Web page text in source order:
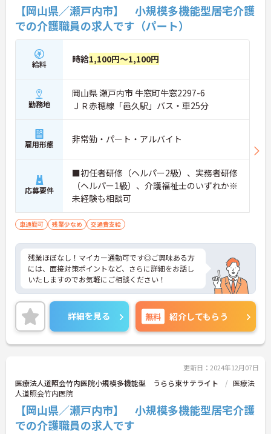
【岡山県／瀬戸内市】 小規模多機能型居宅介護
での介護職員の求人です（パート）
給料 時給1,100円～1,100円
勤務地
岡山県 瀬戸内市 牛窓町牛窓2297-6
ＪＲ赤穂線「邑久駅」バス・車25分
雇用形態 非常勤・パート・アルバイト
応募要件
■初任者研修（ヘルパー2級）、実務者研修
（ヘルパー1級）、介護福祉士のいずれか※
未経験も相談可
車通勤可 残業少なめ 交通費支給
残業ほぼなし！マイカー通勤可です◎ご興味ある方
には、面接対策ポイントなど、さらに詳細をお話し
いたしますのでお気軽にご相談ください！
詳細を見る 無料 紹介してもらう
更新日：2024年12月07日
医療法人道照会竹内医院小規模多機能型 うらら東サテライト
医療法
人道照会竹内医院
【岡山県／瀬戸内市】 小規模多機能型居宅介護
での介護職員の求人です